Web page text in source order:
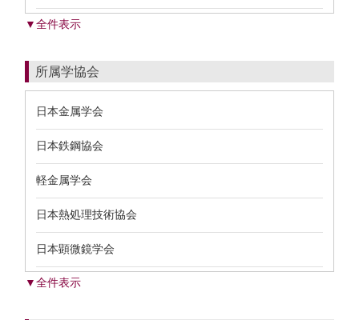
▼全件表示
所属学協会
日本金属学会
日本鉄鋼協会
軽金属学会
日本熱処理技術協会
日本顕微鏡学会
▼全件表示